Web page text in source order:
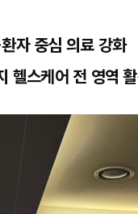
자 중심 의료 강화
헬스케어 전 영역